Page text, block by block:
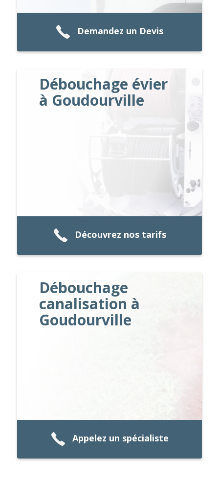
Demandez un Devis
Débouchage évier
à Goudourville
Découvrez nos tarifs
Débouchage
canalisation à
Goudourville
Appelez un spécialiste